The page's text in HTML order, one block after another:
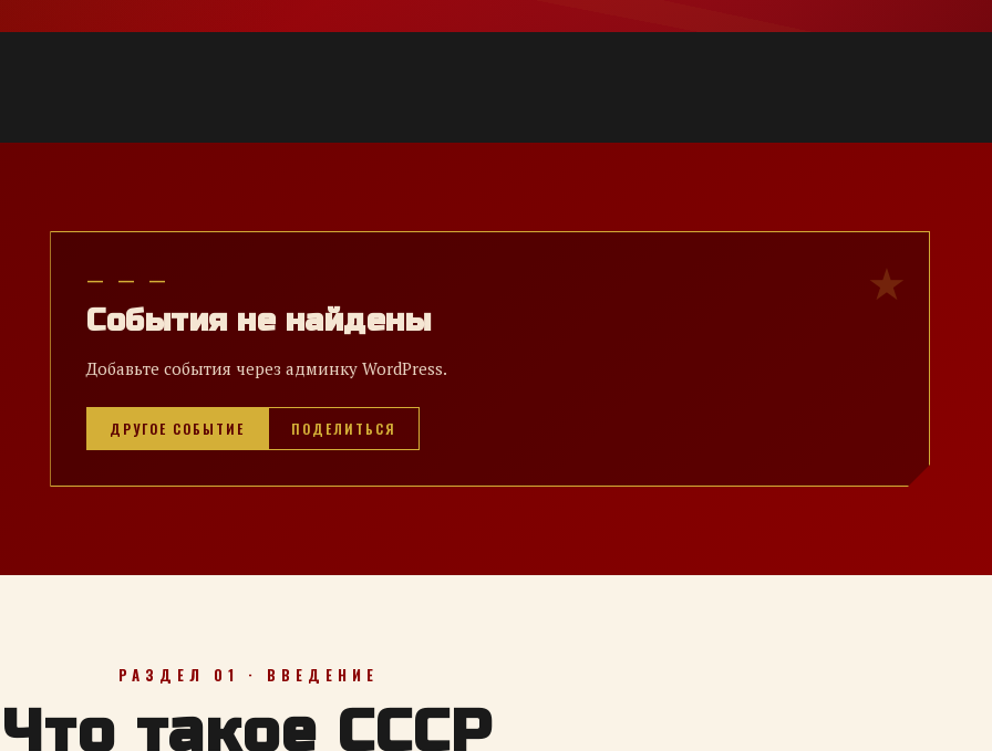
— — —
События не найдены
Добавьте события через админку WordPress.
ДРУГОЕ СОБЫТИЕ ПОДЕЛИТЬСЯ
РАЗДЕЛ 01 · ВВЕДЕНИЕ
Что такое СССР